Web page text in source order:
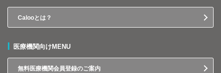
Calooとは？
医療機関向けMENU
無料医療機関会員登録のご案内